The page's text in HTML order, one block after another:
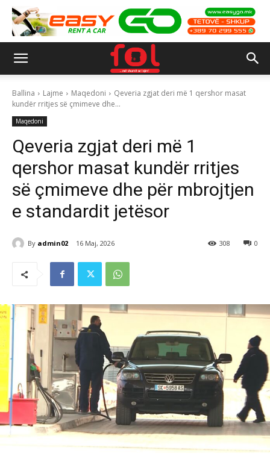
Ballina Lajme Maqedoni
Qeveria zgjat deri më 1 qershor masat
kundër rritjes së çmimeve dhe...
Maqedoni
Qeveria zgjat deri më 1
qershor masat kundër rritjes
së çmimeve dhe për mbrojtjen
e standardit jetësor
By admin02 16 Maj, 2026 0
308